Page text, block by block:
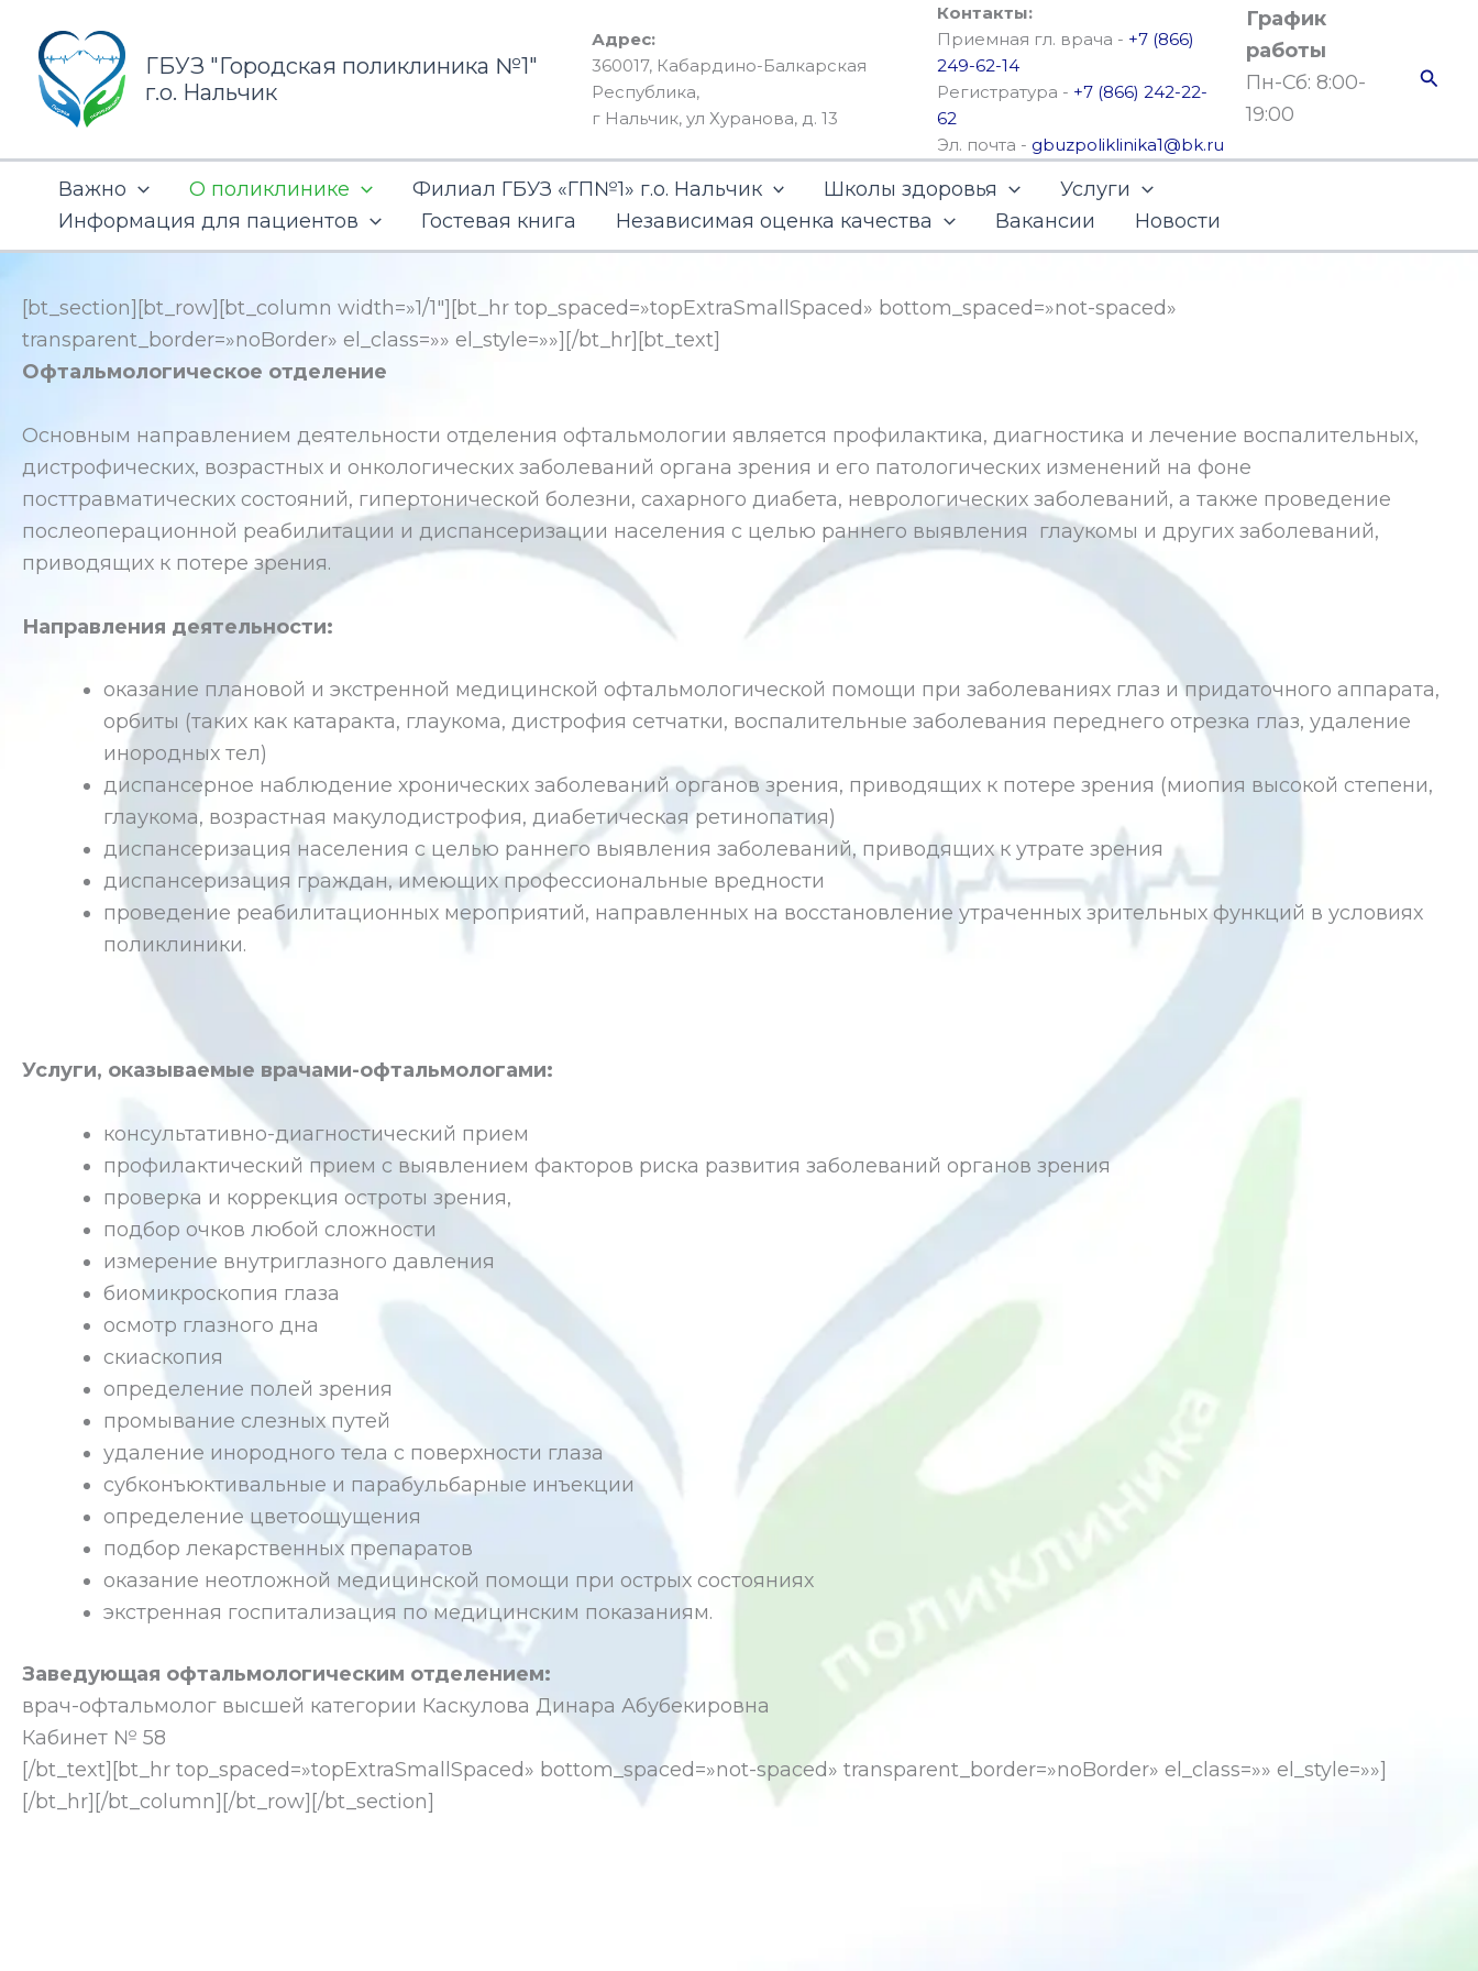
содержимому ГБУЗ "Городская поликлиника №1"
г.о. Нальчик
Адрес:
360017, Кабардино-Балкарская
Республика,
г Нальчик, ул Хуранова, д. 13
Контакты:
Приемная гл. врача - +7 (866)
249-62-14
Регистратура - +7 (866) 242-22-
62
Эл. почта - gbuzpoliklinika1@bk.ru
График
работы
Пн-Сб: 8:00-
19:00
Важно О поликлинике Филиал ГБУЗ «ГП№1» г.о. Нальчик Школы здоровья
Услуги
Информация для пациентов
Гостевая книга Независимая оценка качества Вакансии Новости
[bt_section][bt_row][bt_column width=»1/1″][bt_hr top_spaced=»topExtraSmallSpaced» bottom_spaced=»not-spaced»
transparent_border=»noBorder» el_class=»» el_style=»»][/bt_hr][bt_text]
Офтальмологическое отделение
Основным направлением деятельности отделения офтальмологии является профилактика, диагностика и лечение воспалительных,
дистрофических, возрастных и онкологических заболеваний органа зрения и его патологических изменений на фоне
посттравматических состояний, гипертонической болезни, сахарного диабета, неврологических заболеваний, а также проведение
послеоперационной реабилитации и диспансеризации населения с целью раннего выявления глаукомы и других заболеваний,
приводящих к потере зрения.
Направления деятельности:
оказание плановой и экстренной медицинской офтальмологической помощи при заболеваниях глаз и придаточного аппарата,
орбиты (таких как катаракта, глаукома, дистрофия сетчатки, воспалительные заболевания переднего отрезка глаз, удаление
инородных тел)
диспансерное наблюдение хронических заболеваний органов зрения, приводящих к потере зрения (миопия высокой степени,
глаукома, возрастная макулодистрофия, диабетическая ретинопатия)
диспансеризация населения с целью раннего выявления заболеваний, приводящих к утрате зрения
диспансеризация граждан, имеющих профессиональные вредности
проведение реабилитационных мероприятий, направленных на восстановление утраченных зрительных функций в условиях
поликлиники.
Услуги, оказываемые врачами-офтальмологами:
консультативно-диагностический прием
профилактический прием с выявлением факторов риска развития заболеваний органов зрения
проверка и коррекция остроты зрения,
подбор очков любой сложности
измерение внутриглазного давления
биомикроскопия глаза
осмотр глазного дна
скиаскопия
определение полей зрения
промывание слезных путей
удаление инородного тела с поверхности глаза
субконъюктивальные и парабульбарные инъекции
определение цветоощущения
подбор лекарственных препаратов
оказание неотложной медицинской помощи при острых состояниях
экстренная госпитализация по медицинским показаниям.
Заведующая офтальмологическим отделением:
врач-офтальмолог высшей категории Каскулова Динара Абубекировна
Кабинет № 58
[/bt_text][bt_hr top_spaced=»topExtraSmallSpaced» bottom_spaced=»not-spaced» transparent_border=»noBorder» el_class=»» el_style=»»]
[/bt_hr][/bt_column][/bt_row][/bt_section]